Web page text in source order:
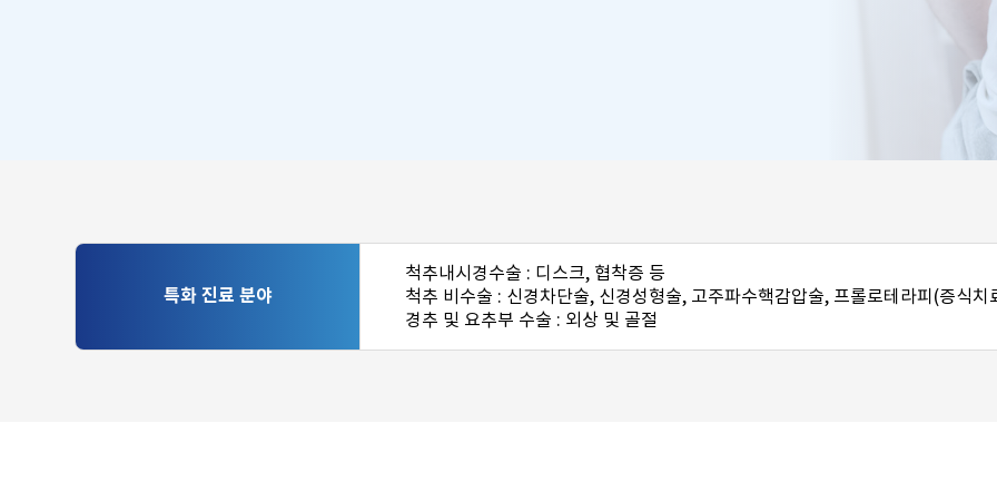
특화 진료 분야
척추내시경수술 : 디스크, 협착증 등
척추 비수술 : 신경차단술, 신경성형술, 고주파수핵감압술, 프롤로테라피(증식치
경추 및 요추부 수술 : 외상 및 골절